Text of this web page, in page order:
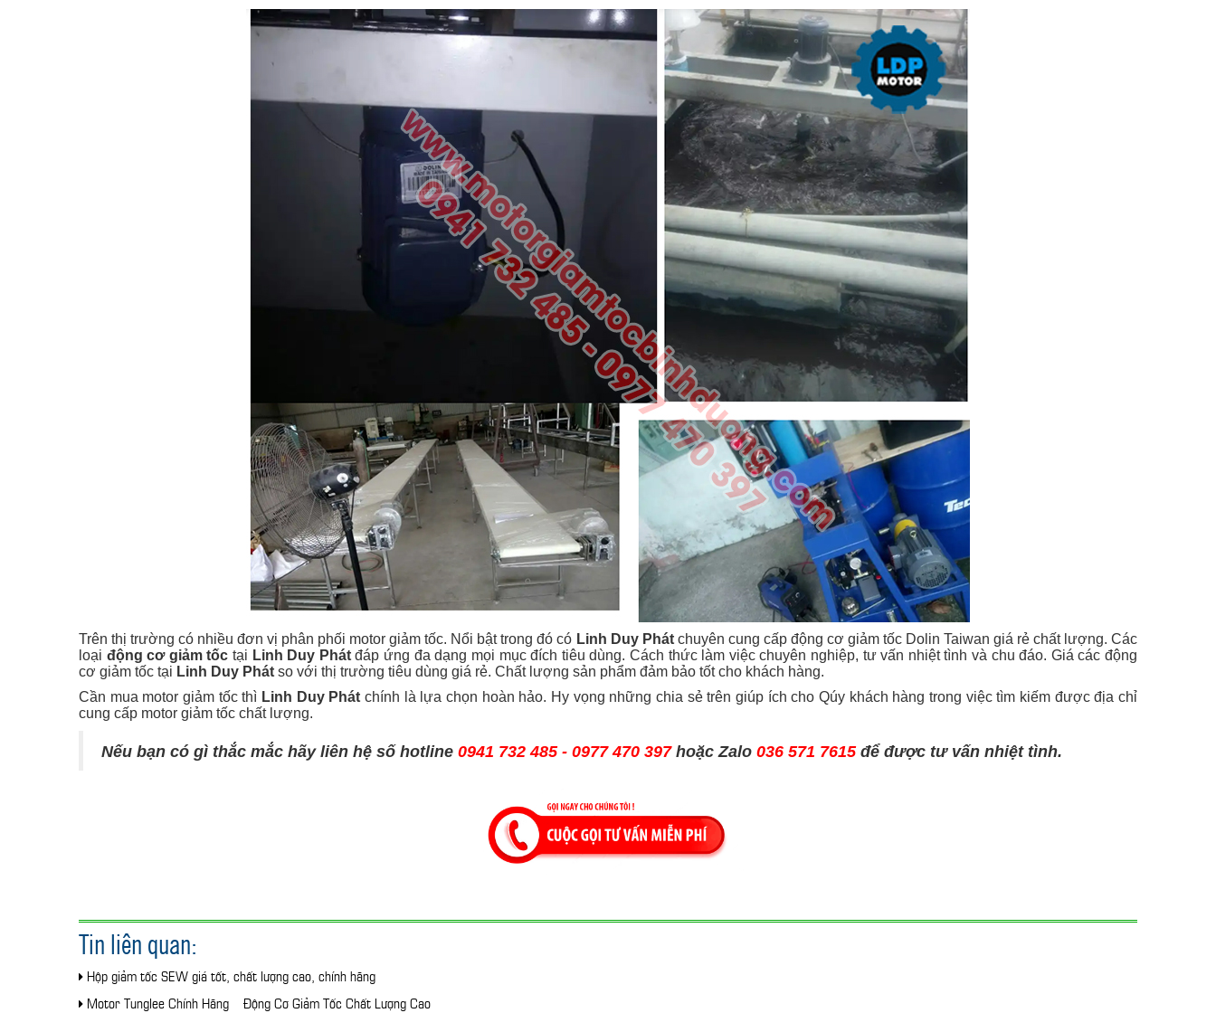
Trên thị trường có nhiều đơn vị phân phối motor giảm tốc. Nổi bật trong đó có Linh Duy Phátchuyên cung cấp động cơ giảm tốc Dolin Taiwan giá rẻ chất lượng. Các
loại động cơ giảm tốc tại Linh Duy Phátđáp ứng đa dạng mọi mục đích tiêu dùng. Cách thức làm việc chuyên nghiệp, tư vấn nhiệt tình và chu đáo. Giá các động
cơ giảm tốc tại Linh Duy Phát so với thị trường tiêu dùng giá rẻ. Chất lượng sản phẩm đảm bảo tốt cho khách hàng.
Cần mua motor giảm tốc thì Linh Duy Phát chính là lựa chọn hoàn hảo. Hy vọng những chia sẻ trên giúp ích cho Qúy khách hàng trong việc tìm kiếm được địa chỉ
cung cấp motor giảm tốc chất lượng.
Nếu bạn có gì thắc mắc hãy liên hệ số hotline 0941 732 485 - 0977 470 397hoặc Zalo 036 571 7615để được tư vấn nhiệt tình.
Tin liên quan:
Hộp giảm tốc SEW giá tốt, chất lượng cao, chính hãng
Motor Tunglee Chính Hãng – Động Cơ Giảm Tốc Chất Lượng Cao